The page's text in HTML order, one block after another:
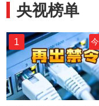
央视榜单
1